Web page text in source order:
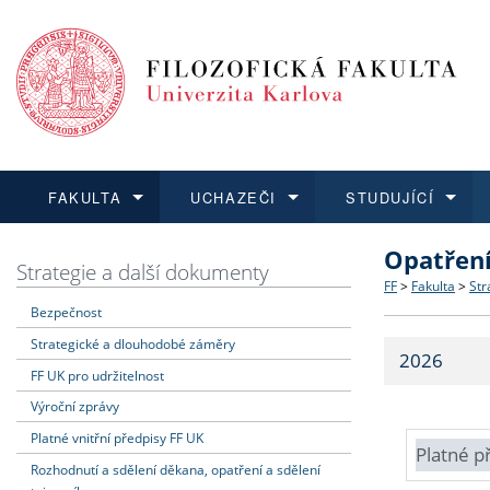
FAKULTA
Dozvědět se více
Struktura
Strategie
Fakultní
UCHAZEČI
Podat přihlášku
Co
Učitelské
STUDUJÍCÍ
Dozvědět se více
Dozvědět se více
O vědě a
Dozvědět se více
Aktuální
Strategie a další dokumenty
Bezpečnost
Strategické a dlouhodobé záměry
FF UK pro udržitelnost
Výroční zprávy
Platné vnitřní předpisy FF UK
Rozhodnutí a sdělení děkana, opatření a sdělení
FF > Fakulta >
2026
Platné